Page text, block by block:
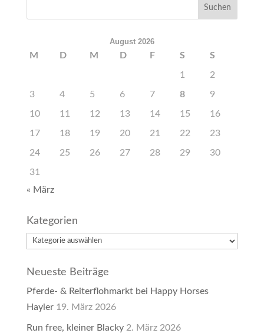
August 2026
M D M D F S S
1 2
3 4 5 6 7 8 9
10 11 12 13 14 15 16
17 18 19 20 21 22 23
24 25 26 27 28 29 30
31
« März
Kategorien
Kategorien
Neueste Beiträge
Pferde- & Reiterflohmarkt bei Happy Horses
Hayler 19. März 2026
Run free, kleiner Blacky 2. März 2026